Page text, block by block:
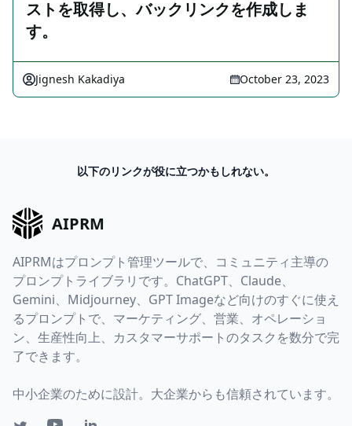
ストを取得し、バックリンクを作成しま
す。
Jignesh Kakadiya October 23, 2023
以下のリンクが役に立つかもしれない。
AIPRM
AIPRMはプロンプト管理ツールで、コミュニティ主導の
プロンプトライブラリです。ChatGPT、Claude、
Gemini、Midjourney、GPT Imageなど向けのすぐに使え
るプロンプトで、マーケティング、営業、オペレーショ
ン、生産性向上、カスタマーサポートのタスクを数分で完
了できます。
中小企業のために設計。大企業からも信頼されています。